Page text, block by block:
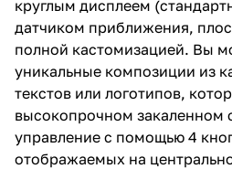
круглым дисплеем
датчиком приближения,
полной кастомизацией. Вы
уникальные композиции из
текстов или логотипов,
высокопрочном закаленном
управление с помощью 4
отображаемых на